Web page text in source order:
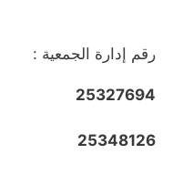
رقم إدارة الجمعية :
25327694
25348126